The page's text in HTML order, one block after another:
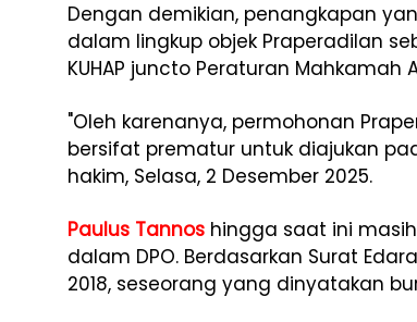
Dengan demikian, penangkapan
dalam lingkup objek Praperadilan
KUHAP juncto Peraturan Mahkamah
"Oleh karenanya, permohonan
bersifat prematur untuk diajukan
hakim, Selasa, 2 Desember 2025.
Paulus Tannos hingga saat ini
dalam DPO. Berdasarkan Surat
2018, seseorang yang dinyatakan